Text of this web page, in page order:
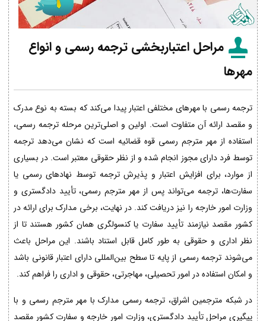
مراحل اعتباربخشی ترجمه رسمی و انواع
مهرها
ترجمه رسمی با مهرهای مختلفی اعتبار پیدا می‌کند که بسته به نوع مدرک
و مقصد ارائه آن متفاوت است. اولین و اصلی‌ترین مرحله ترجمه رسمی،
استفاده از مهر مترجم رسمی قوه قضائیه است که نشان می‌دهد ترجمه
توسط فرد دارای مجوز انجام شده و از نظر حقوقی معتبر است. در بسیاری
از موارد، برای افزایش اعتبار و پذیرش ترجمه توسط نهادهای رسمی یا
سفارت‌ها، ترجمه می‌تواند پس از مهر مترجم رسمی، تأیید دادگستری و
وزارت امور خارجه را نیز دریافت کند. در نهایت، برخی مدارک برای ارائه در
کشور مقصد نیازمند تأیید سفارت یا کنسولگری همان کشور هستند تا از
نظر اداری و حقوقی به طور کامل قابل استناد باشند. این مراحل باعث
می‌شوند ترجمه رسمی از پایه تا سطح بین‌المللی دارای اعتبار قانونی باشد
و امکان استفاده در امور تحصیلی، مهاجرتی، حقوقی و اداری را فراهم کند.
در شبکه مترجمین اشراق، ترجمه رسمی مدارک با مهر مترجم رسمی و با
پیگیری مراحل تأیید دادگستری، وزارت امور خارجه و سفارت کشور مقصد